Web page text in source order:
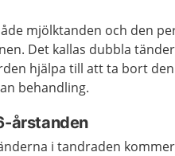
mjölktanden och den
Det kallas dubbla
hjälpa till att ta bort
behandling.
årstanden
i tandraden